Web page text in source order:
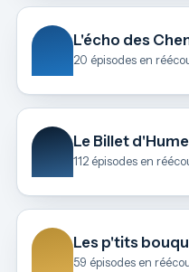
L'écho des
20 épisodes en
Le Billet
112 épisodes en
Les p'tits
59 épisodes en